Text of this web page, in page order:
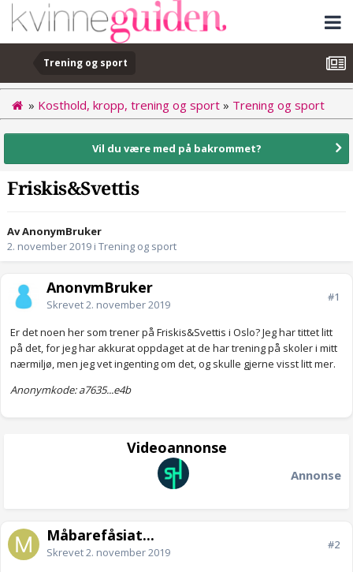
Trening og sport
» Kosthold, kropp, trening og sport » Trening og sport
Vil du være med på bakrommet?
Friskis&Svettis
Av AnonymBruker
2. november 2019 i Trening og sport
AnonymBruker
Skrevet2. november 2019
#1
Er det noen her som trener på Friskis&Svettis i Oslo? Jeg har tittet litt
på det, for jeg har akkurat oppdaget at de har trening på skoler i mitt
nærmiljø, men jeg vet ingenting om det, og skulle gjerne visst litt mer.
Anonymkode: a7635...e4b
Videoannonse
Annonse
Måbarefåsiat...
Skrevet2. november 2019
#2